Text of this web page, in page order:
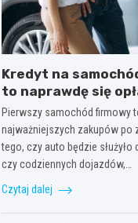
Kredyt na
to naprawdę się
Pierwszy samochód firmowy
najważniejszych zakupów po
tego, czy auto będzie
czy codziennych dojazdów,…
Czytaj dalej